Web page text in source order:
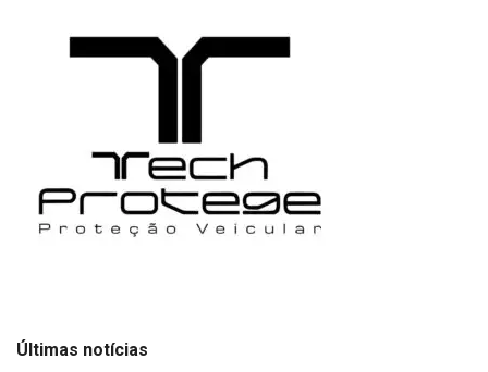
Últimas notícias